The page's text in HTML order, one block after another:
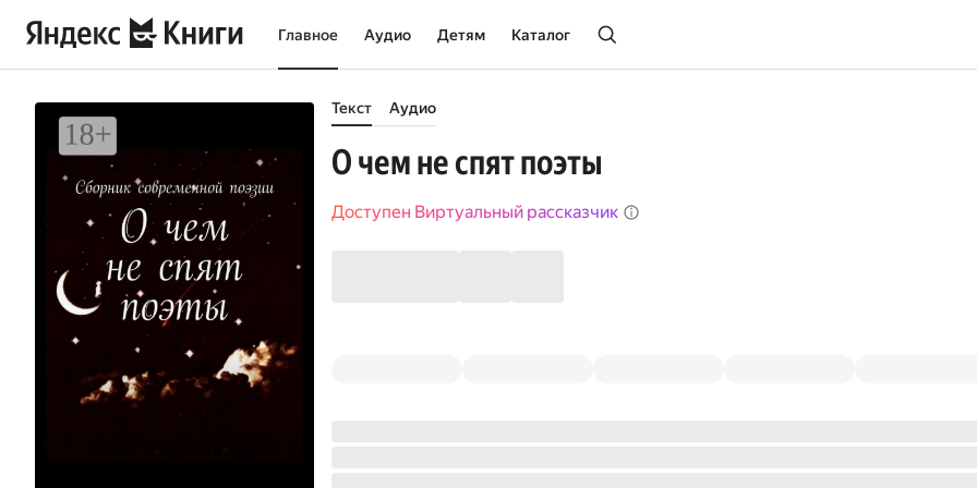
Главное Аудио Детям Каталог
Текст Аудио
О чем не спят поэты
Доступен Виртуальный рассказчик